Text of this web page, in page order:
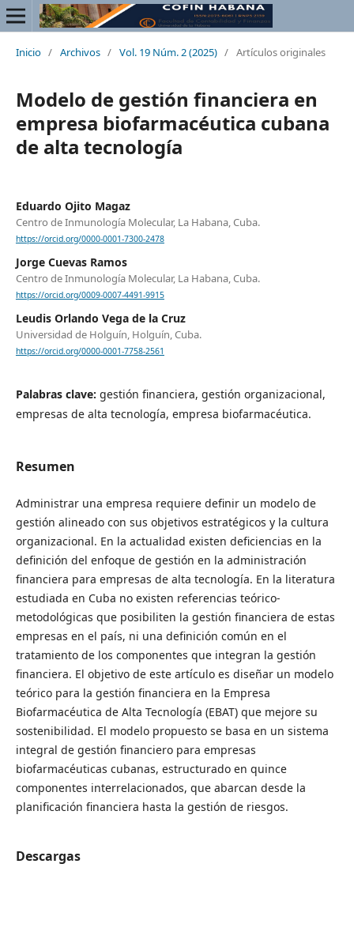
Inicio / Archivos / Vol. 19 Núm. 2 (2025) / Artículos originales
Modelo de gestión financiera en
empresa biofarmacéutica cubana
de alta tecnología
Eduardo Ojito Magaz
Centro de Inmunología Molecular, La Habana, Cuba.
https://orcid.org/0000-0001-7300-2478
Jorge Cuevas Ramos
Centro de Inmunología Molecular, La Habana, Cuba.
https://orcid.org/0009-0007-4491-9915
Leudis Orlando Vega de la Cruz
Universidad de Holguín, Holguín, Cuba.
https://orcid.org/0000-0001-7758-2561
Palabras clave: gestión financiera, gestión organizacional,
empresas de alta tecnología, empresa biofarmacéutica.
Resumen
Administrar una empresa requiere definir un modelo de
gestión alineado con sus objetivos estratégicos y la cultura
organizacional. En la actualidad existen deficiencias en la
definición del enfoque de gestión en la administración
financiera para empresas de alta tecnología. En la literatura
estudiada en Cuba no existen referencias teórico-
metodológicas que posibiliten la gestión financiera de estas
empresas en el país, ni una definición común en el
tratamiento de los componentes que integran la gestión
financiera. El objetivo de este artículo es diseñar un modelo
teórico para la gestión financiera en la Empresa
Biofarmacéutica de Alta Tecnología (EBAT) que mejore su
sostenibilidad. El modelo propuesto se basa en un sistema
integral de gestión financiero para empresas
biofarmacéuticas cubanas, estructurado en quince
componentes interrelacionados, que abarcan desde la
planificación financiera hasta la gestión de riesgos.
Descargas